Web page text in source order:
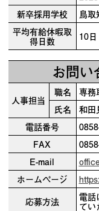
新卒採用学校
鳥
平均有給休暇取
得日数 10日
お問い
人事担当
職名
専務
氏名
和
電話番号
FAX
E-mail
ホームページ
応募方法
電話
てい